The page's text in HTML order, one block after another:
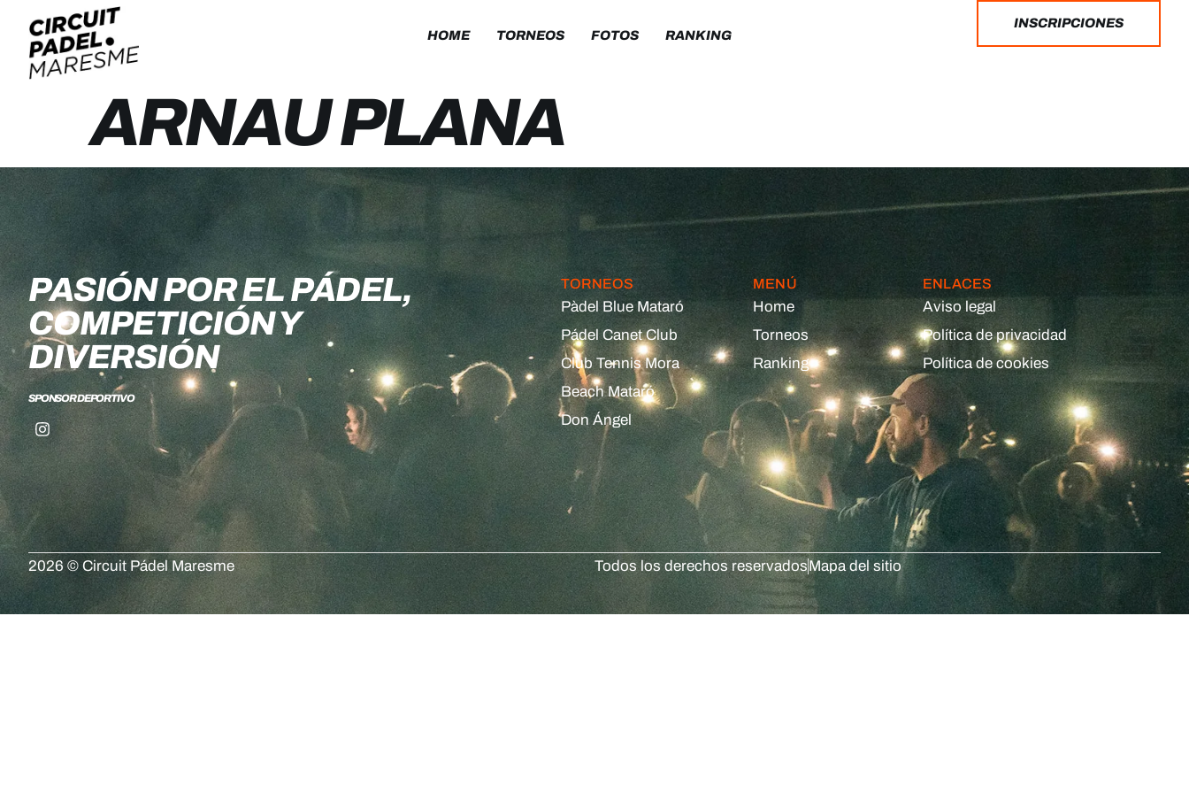
HOME TORNEOS FOTOS RANKING
INSCRIPCIONES
ARNAU PLANA
PASIÓN POR EL PÁDEL,
COMPETICIÓN Y
DIVERSIÓN
SPONSOR DEPORTIVO
TORNEOS
Pàdel Blue Mataró
Pádel Canet Club
Club Tennis Mora
Beach Mataró
Don Ángel
MENÚ
Home
Torneos
Ranking
ENLACES
Aviso legal
Política de privacidad
Política de cookies
2026 © Circuit Pádel Maresme Todos los derechos reservadosMapa del sitio